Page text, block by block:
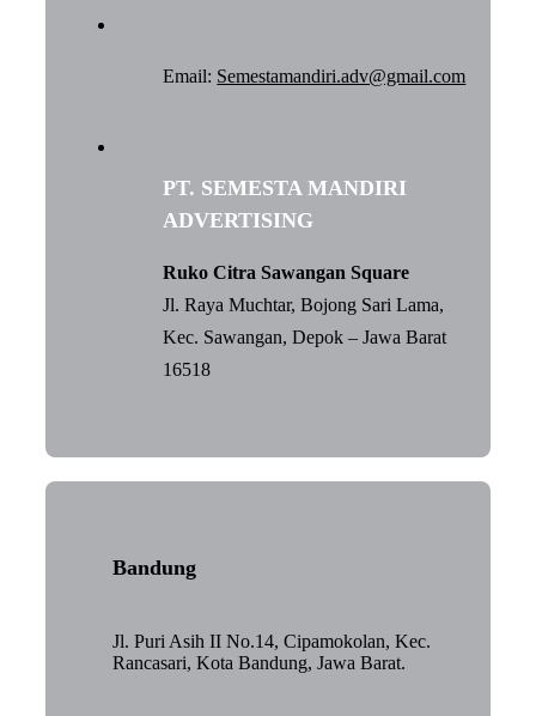
Email: Semestamandiri.adv@gmail.com
PT. SEMESTA MANDIRI
ADVERTISING
Ruko Citra Sawangan Square
Jl. Raya Muchtar, Bojong Sari Lama,
Kec. Sawangan, Depok – Jawa Barat
16518
Bandung
Jl. Puri Asih II No.14, Cipamokolan, Kec.
Rancasari, Kota Bandung, Jawa Barat.